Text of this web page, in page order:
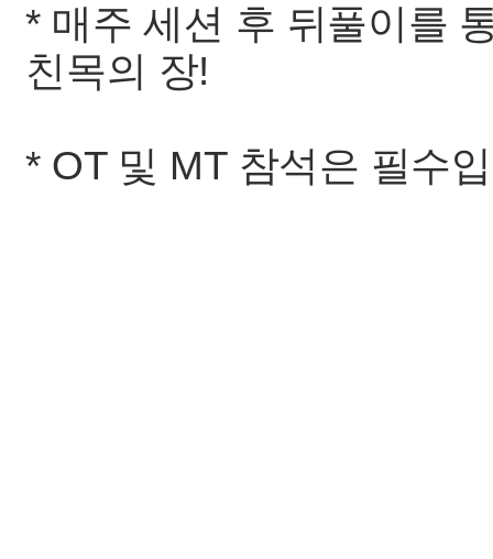
* 매주 세션 후 뒤풀이를
친목의 장!
* OT 및 MT 참석은 필수